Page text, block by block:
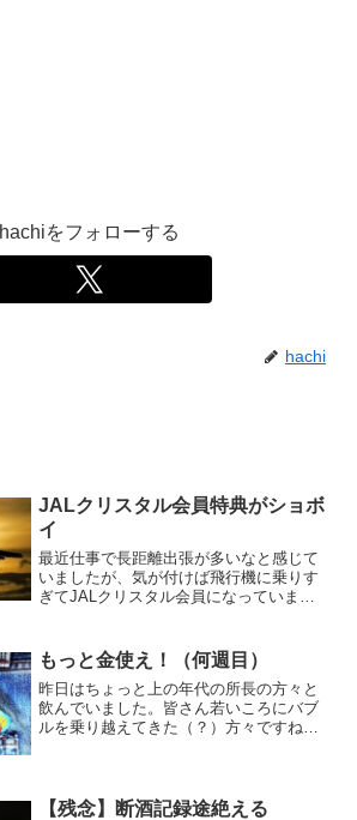
hachiをフォローする
hachi
JALクリスタル会員特典がショボ
イ
最近仕事で長距離出張が多いなと感じて
いましたが、気が付けば飛行機に乗りす
ぎてJALクリスタル会員になっていまし
ちょっとびっくりです。どうせ飛行機に
乗るとしても仕事だけだ...
もっと金使え！（何週目）
昨日はちょっと上の年代の所長の方々と
飲んでいました。皆さん若いころにバブ
ルを乗り越えてきた（？）方々ですね。
に分からん…。気を付けて...
【残念】断酒記録途絶える